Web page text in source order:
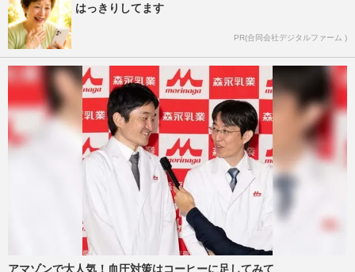
はっきりしてます
PR(合同会社デジタルファーム )
アマゾンで大人気！血圧対策はコーヒーに足してみて